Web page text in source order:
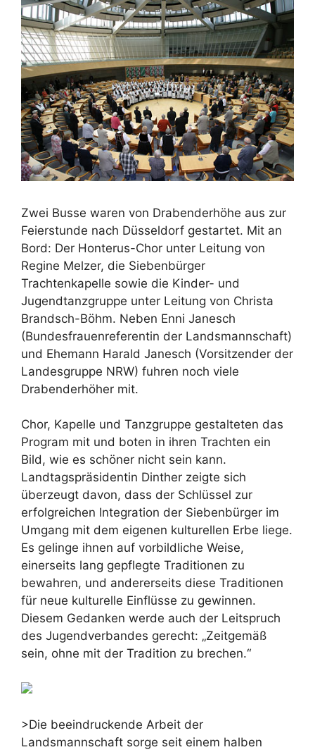
Zwei Busse waren von Drabenderhöhe aus zur
Feierstunde nach Düsseldorf gestartet. Mit an
Bord: Der Honterus-Chor unter Leitung von
Regine Melzer, die Siebenbürger
Trachtenkapelle sowie die Kinder- und
Jugendtanzgruppe unter Leitung von Christa
Brandsch-Böhm. Neben Enni Janesch
(Bundesfrauenreferentin der Landsmannschaft)
und Ehemann Harald Janesch (Vorsitzender der
Landesgruppe NRW) fuhren noch viele
Drabenderhöher mit.
Chor, Kapelle und Tanzgruppe gestalteten das
Program mit und boten in ihren Trachten ein
Bild, wie es schöner nicht sein kann.
Landtagspräsidentin Dinther zeigte sich
überzeugt davon, dass der Schlüssel zur
erfolgreichen Integration der Siebenbürger im
Umgang mit dem eigenen kulturellen Erbe liege.
Es gelinge ihnen auf vorbildliche Weise,
einerseits lang gepflegte Traditionen zu
bewahren, und andererseits diese Traditionen
für neue kulturelle Einflüsse zu gewinnen.
Diesem Gedanken werde auch der Leitspruch
des Jugendverbandes gerecht: „Zeitgemäß
sein, ohne mit der Tradition zu brechen.“
>Die beeindruckende Arbeit der
Landsmannschaft sorge seit einem halben